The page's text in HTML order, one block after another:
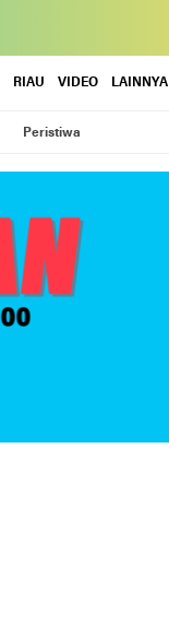
RIAU VIDEO LAINNYA
Peristiwa